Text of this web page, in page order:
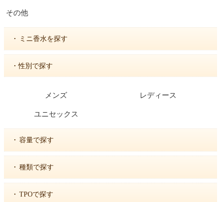
その他
・ ミニ香水を探す
・性別で探す
メンズ レディース
ユニセックス
・ 容量で探す
・ 種類で探す
・ TPOで探す